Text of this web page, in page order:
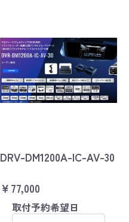
DRV-DM1200A-IC-AV-30
￥77,000
取付予約希望日